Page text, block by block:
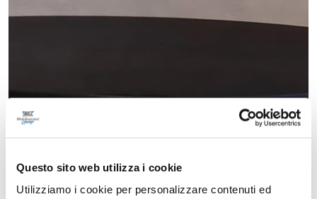
Questo sito web utilizza i cookie
Utilizziamo i cookie per personalizzare contenuti ed